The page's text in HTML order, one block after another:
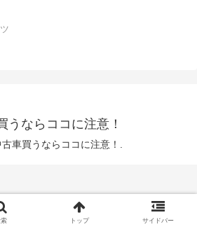
うならココに注意！
車買うならココに注意！.
トップ サイドバー